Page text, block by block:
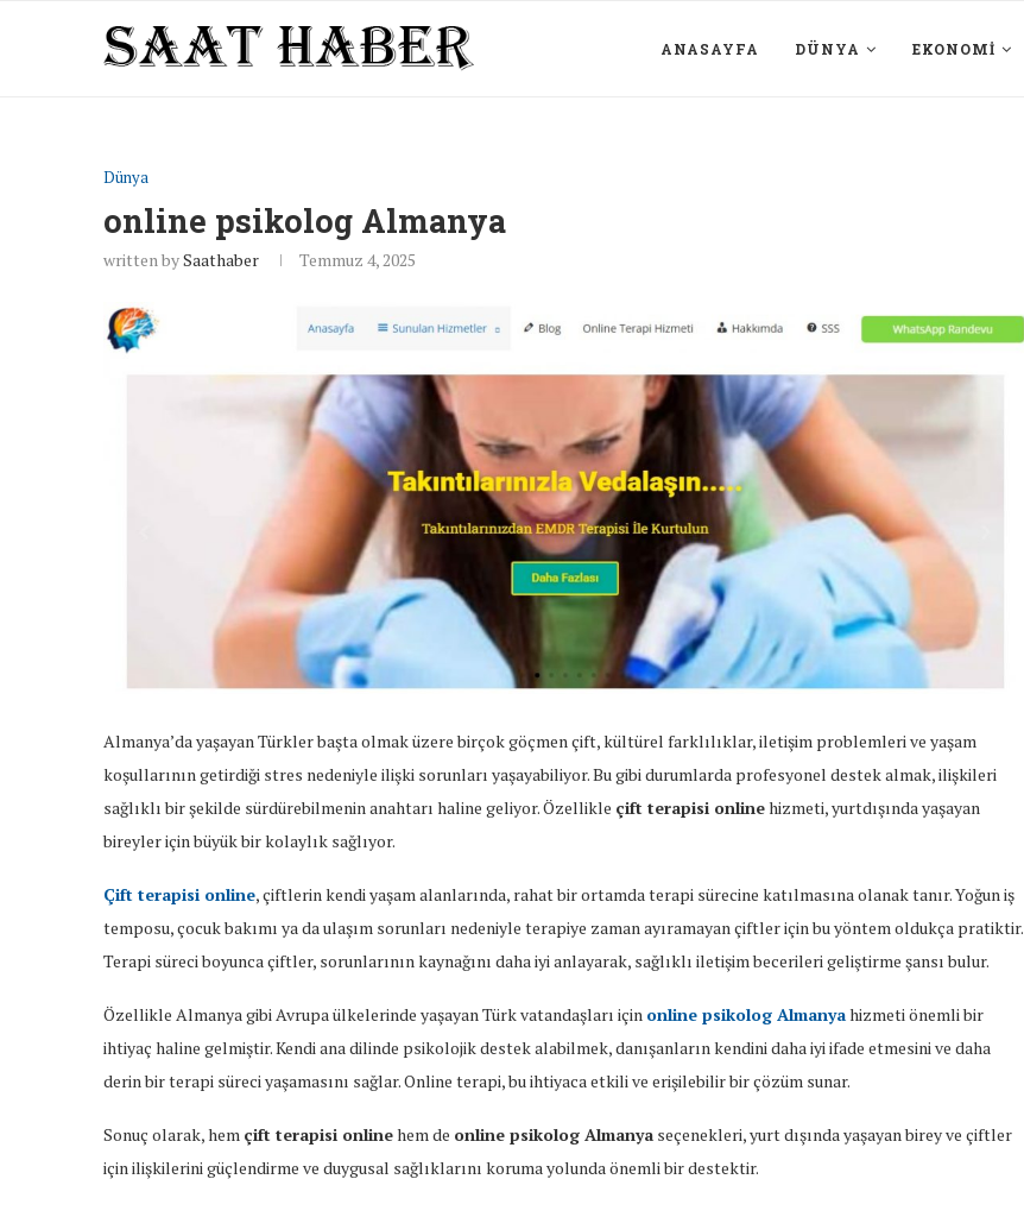
ANASAYFA DÜNYA EKONOMI
Dünya
online psikolog Almanya
written bySaathaber Temmuz 4, 2025
Almanya’da yaşayan Türkler başta olmak üzere birçok göçmen çift, kültürel farklılıklar, iletişim problemleri ve yaşam
koşullarının getirdiği stres nedeniyle ilişki sorunları yaşayabiliyor. Bu gibi durumlarda profesyonel destek almak, ilişkileri
sağlıklı bir şekilde sürdürebilmenin anahtarı haline geliyor. Özellikle çift terapisi onlinehizmeti, yurtdışında yaşayan
bireyler için büyük bir kolaylık sağlıyor.
Çift terapisi online, çiftlerin kendi yaşam alanlarında, rahat bir ortamda terapi sürecine katılmasına olanak tanır. Yoğun iş
temposu, çocuk bakımı ya da ulaşım sorunları nedeniyle terapiye zaman ayıramayan çiftler için bu yöntem oldukça pratiktir.
Terapi süreci boyunca çiftler, sorunlarının kaynağını daha iyi anlayarak, sağlıklı iletişim becerileri geliştirme şansı bulur.
Özellikle Almanya gibi Avrupa ülkelerinde yaşayan Türk vatandaşları için online psikolog Almanyahizmeti önemli bir
ihtiyaç haline gelmiştir. Kendi ana dilinde psikolojik destek alabilmek, danışanların kendini daha iyi ifade etmesini ve daha
derin bir terapi süreci yaşamasını sağlar. Online terapi, bu ihtiyaca etkili ve erişilebilir bir çözüm sunar.
Sonuç olarak, hem çift terapisi onlinehem de online psikolog Almanya seçenekleri, yurt dışında yaşayan birey ve çiftler
için ilişkilerini güçlendirme ve duygusal sağlıklarını koruma yolunda önemli bir destektir.